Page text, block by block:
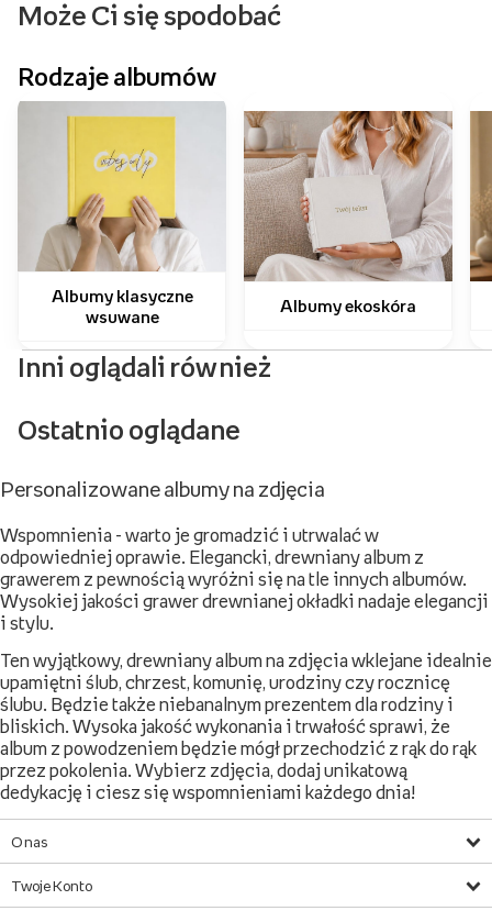
Może Ci się spodobać
Rodzaje albumów
Albumy klasyczne
Inni oglądali również
Personalizowane albumy na zdjęcia
Wspomnienia - warto je gromadzić i utrwalać w
odpowiedniej oprawie. Elegancki, drewniany album z
grawerem z pewnością wyróżni się na tle innych albumów.
Wysokiej jakości grawer drewnianej okładki nadaje elegancji
i stylu.
Ten wyjątkowy, drewniany album na zdjęcia wklejane idealnie
upamiętni ślub, chrzest, komunię, urodziny czy rocznicę
ślubu. Będzie także niebanalnym prezentem dla rodziny i
bliskich. Wysoka jakość wykonania i trwałość sprawi, że
album z powodzeniem będzie mógł przechodzić z rąk do rąk
przez pokolenia. Wybierz zdjęcia, dodaj unikatową
O nas